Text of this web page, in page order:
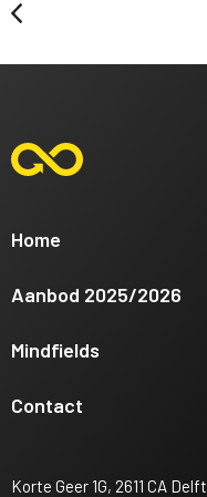
Home
Aanbod 2025/2026
Mindfields
Contact
Korte Geer 1G, 2611 CA Delft